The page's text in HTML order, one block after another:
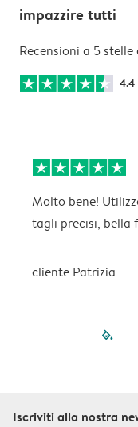
impazzire tutti
Recensioni a 5
4.4
Molto bene!
tagli precisi, bella
cliente Patrizia
Iscriviti alla nostra